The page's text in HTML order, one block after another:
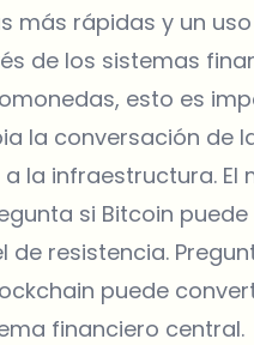
más rápidas y un
de los sistemas
esto es
la conversación de
la infraestructura. El
si Bitcoin
de resistencia.
puede
financiero central.